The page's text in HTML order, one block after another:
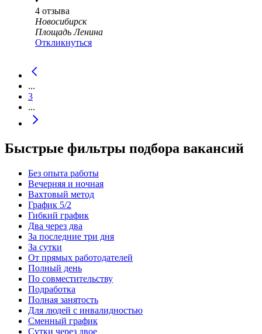
4 отзыва
Новосибирск
Площадь Ленина
Откликнуться
...
3
...
Быстрые фильтры подбора вакансий
Без опыта работы
Вечерняя и ночная
Вахтовый метод
График 5/2
Гибкий график
Два через два
За последние три дня
За сутки
От прямых работодателей
Полный день
По совместительству
Подработка
Полная занятость
Для людей с инвалидностью
Сменный график
Сутки через двое